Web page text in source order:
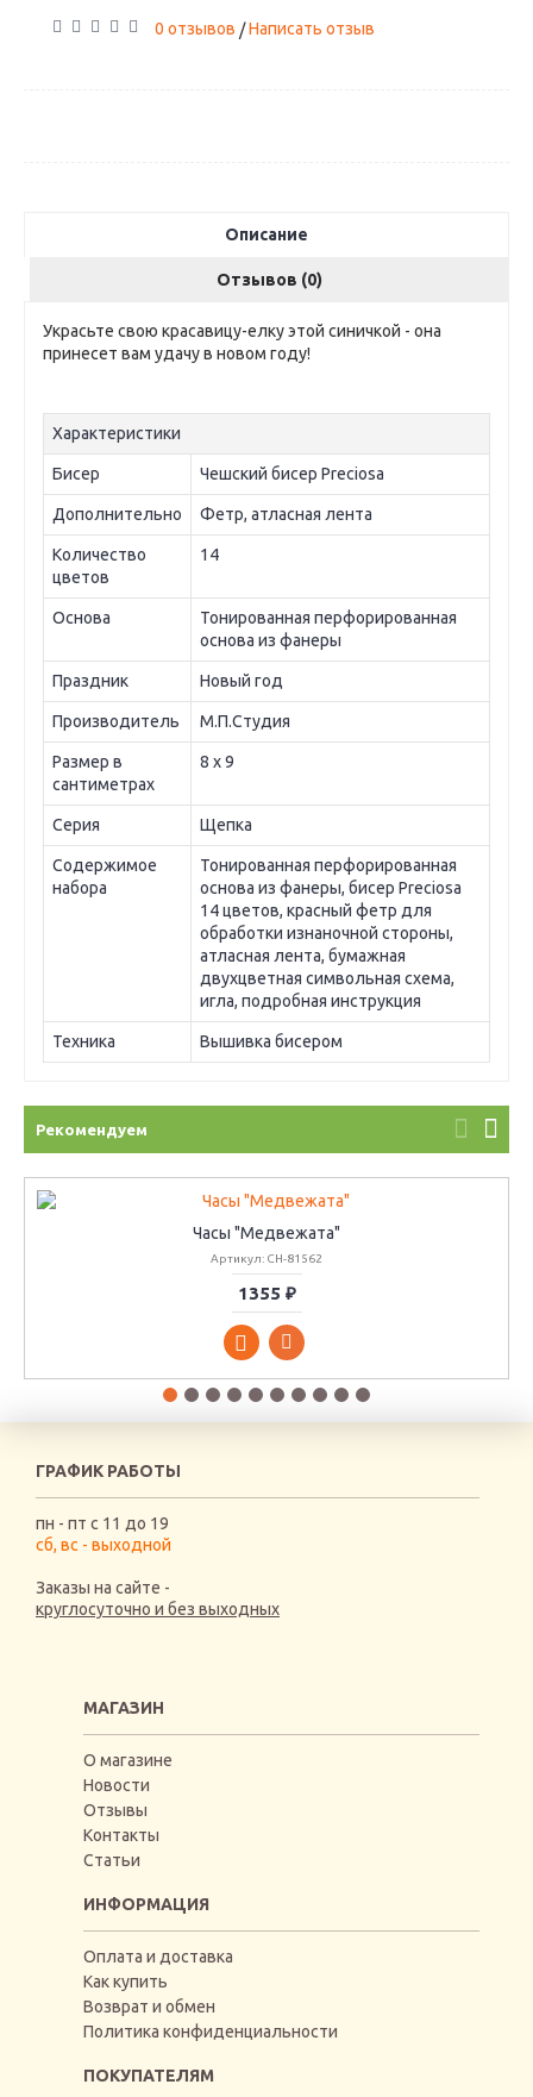
0 отзывов /Написать отзыв
Описание
Отзывов (0)
Украсьте свою красавицу-елку этой синичкой - она
принесет вам удачу в новом году!
Характеристики
Бисер Чешский бисер Preciosa
Дополнительно Фетр, атласная лента
Количество
цветов
14
Основа
Тонированная перфорированная
основа из фанеры
Праздник Новый год
Производитель М.П.Студия
Размер в
сантиметрах
8 х 9
Серия Щепка
Содержимое
набора
Тонированная перфорированная
основа из фанеры, бисер Preciosa
14 цветов, красный фетр для
обработки изнаночной стороны,
атласная лента, бумажная
двухцветная символьная схема,
игла, подробная инструкция
Техника Вышивка бисером
Рекомендуем
Часы "Медвежата"
Артикул: CH-81562
1355 ₽
ГРАФИК РАБОТЫ
пн - пт с 11 до 19
сб, вс - выходной
Заказы на сайте -
круглосуточно и без выходных
МАГАЗИН
О магазине
Новости
Отзывы
Контакты
Статьи
ИНФОРМАЦИЯ
Оплата и доставка
Как купить
Возврат и обмен
Политика конфиденциальности
ПОКУПАТЕЛЯМ